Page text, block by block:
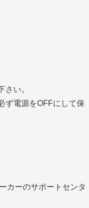
い。
ず電源をOFFにして保
カーのサポートセンタ